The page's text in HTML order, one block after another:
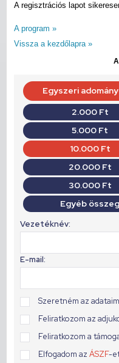
A regisztrációs lapot
A program »
Vissza a kezdőlapra »